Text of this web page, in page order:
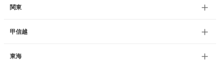
関東
甲信越
東海